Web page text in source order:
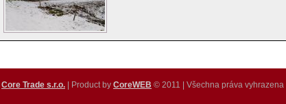
Core Trade s.r.o. | Product by CoreWEB © 2011 | Všechna práva vyhrazena |